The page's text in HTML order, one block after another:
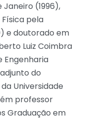
Janeiro (1996),
pela
e doutorado em
Luiz Coimbra
Engenharia
do
Universidade
professor
Graduação em